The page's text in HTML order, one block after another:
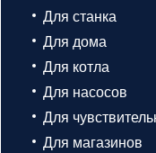
Для станка
Для дома
Для котла
Для насосов
Для
Для магазинов